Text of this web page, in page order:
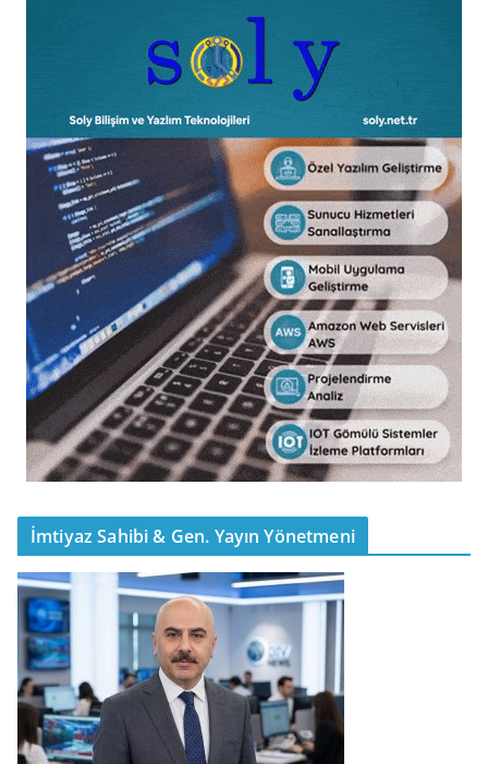
İmtiyaz Sahibi & Gen. Yayın Yönetmeni